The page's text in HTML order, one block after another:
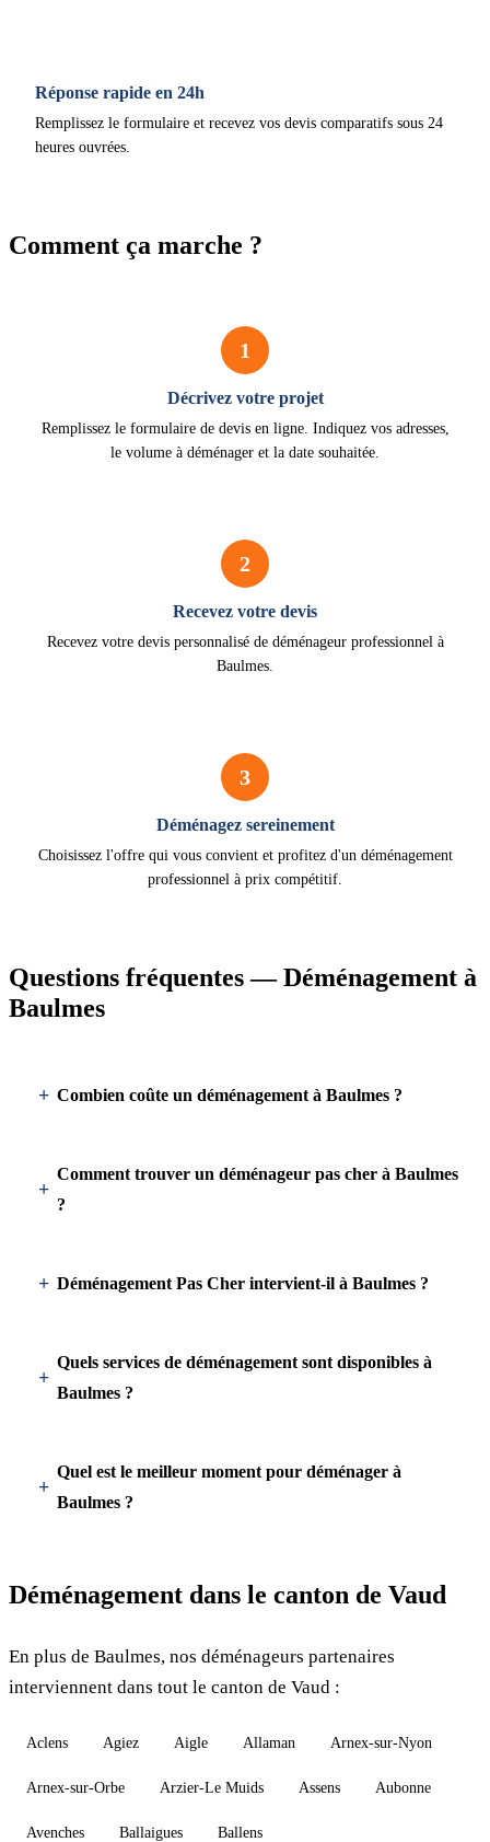
Réponse rapide en 24h
Remplissez le formulaire et recevez vos devis comparatifs sous 24
heures ouvrées.
Comment ça marche ?
1
Décrivez votre projet
Remplissez le formulaire de devis en ligne. Indiquez vos adresses,
le volume à déménager et la date souhaitée.
2
Recevez votre devis
Recevez votre devis personnalisé de déménageur professionnel à
Baulmes.
3
Déménagez sereinement
Choisissez l'offre qui vous convient et profitez d'un déménagement
professionnel à prix compétitif.
Questions fréquentes — Déménagement à
Baulmes
Combien coûte un déménagement à Baulmes ?
Comment trouver un déménageur pas cher à Baulmes
?
Déménagement Pas Cher intervient-il à Baulmes ?
Quels services de déménagement sont disponibles à
Baulmes ?
Quel est le meilleur moment pour déménager à
Baulmes ?
Déménagement dans le canton de Vaud
En plus de Baulmes, nos déménageurs partenaires
interviennent dans tout le canton de Vaud :
Aclens Agiez Aigle Allaman Arnex-sur-Nyon
Arnex-sur-Orbe Arzier-Le Muids Assens Aubonne
Avenches Ballaigues Ballens